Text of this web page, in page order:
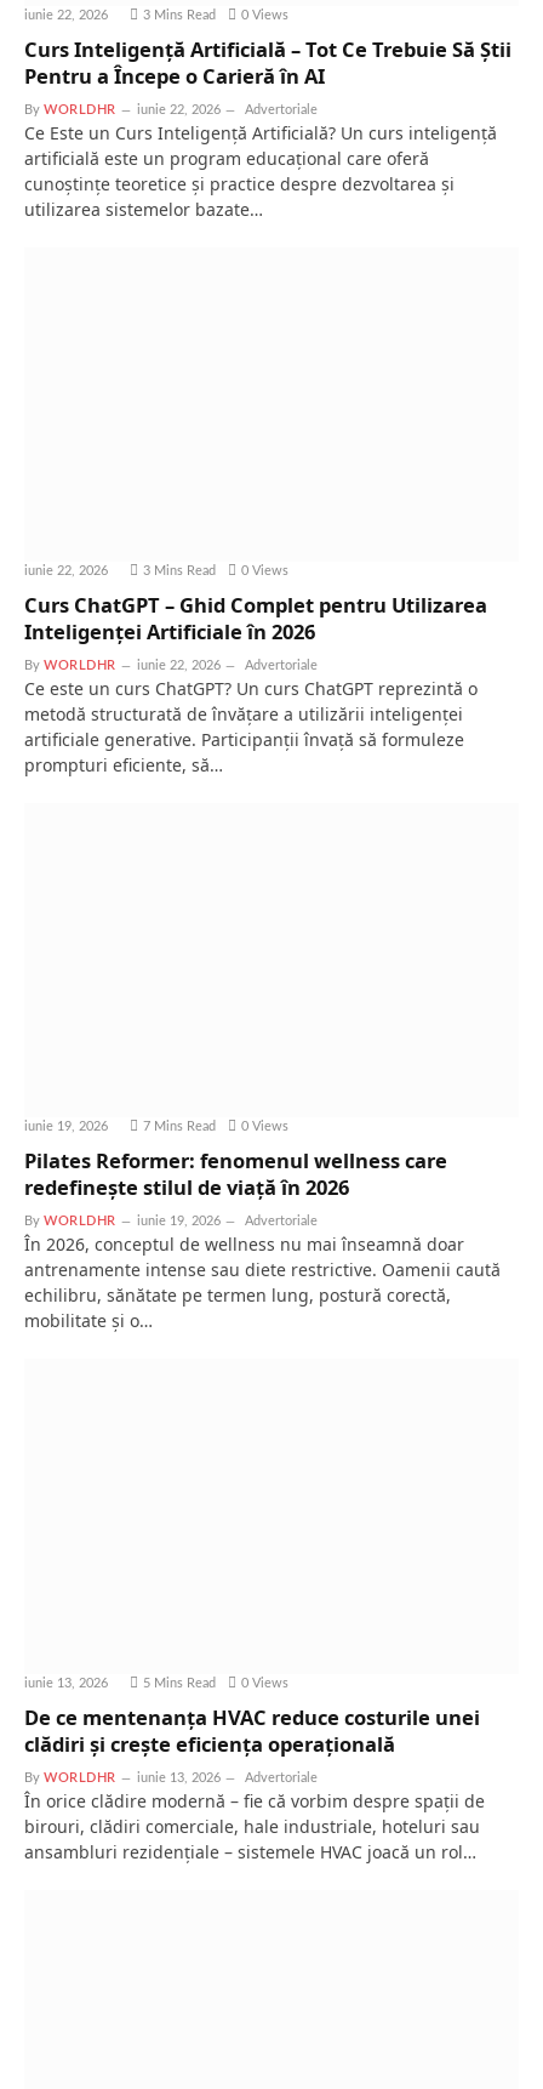
iunie 22, 2026 3 Mins Read 0 Views
Curs Inteligență Artificială – Tot Ce Trebuie Să Știi
Pentru a Începe o Carieră în AI
By WORLDHR iunie 22, 2026 Advertoriale
Ce Este un Curs Inteligență Artificială? Un curs inteligență
artificială este un program educațional care oferă
cunoștințe teoretice și practice despre dezvoltarea și
utilizarea sistemelor bazate…
iunie 22, 2026 3 Mins Read 0 Views
Curs ChatGPT – Ghid Complet pentru Utilizarea
Inteligenței Artificiale în 2026
By WORLDHR iunie 22, 2026 Advertoriale
Ce este un curs ChatGPT? Un curs ChatGPT reprezintă o
metodă structurată de învățare a utilizării inteligenței
artificiale generative. Participanții învață să formuleze
prompturi eficiente, să…
iunie 19, 2026 7 Mins Read 0 Views
Pilates Reformer: fenomenul wellness care
redefinește stilul de viață în 2026
By WORLDHR iunie 19, 2026 Advertoriale
În 2026, conceptul de wellness nu mai înseamnă doar
antrenamente intense sau diete restrictive. Oamenii caută
echilibru, sănătate pe termen lung, postură corectă,
mobilitate și o…
iunie 13, 2026 5 Mins Read 0 Views
De ce mentenanța HVAC reduce costurile unei
clădiri și crește eficiența operațională
By WORLDHR iunie 13, 2026 Advertoriale
În orice clădire modernă – fie că vorbim despre spații de
birouri, clădiri comerciale, hale industriale, hoteluri sau
ansambluri rezidențiale – sistemele HVAC joacă un rol…